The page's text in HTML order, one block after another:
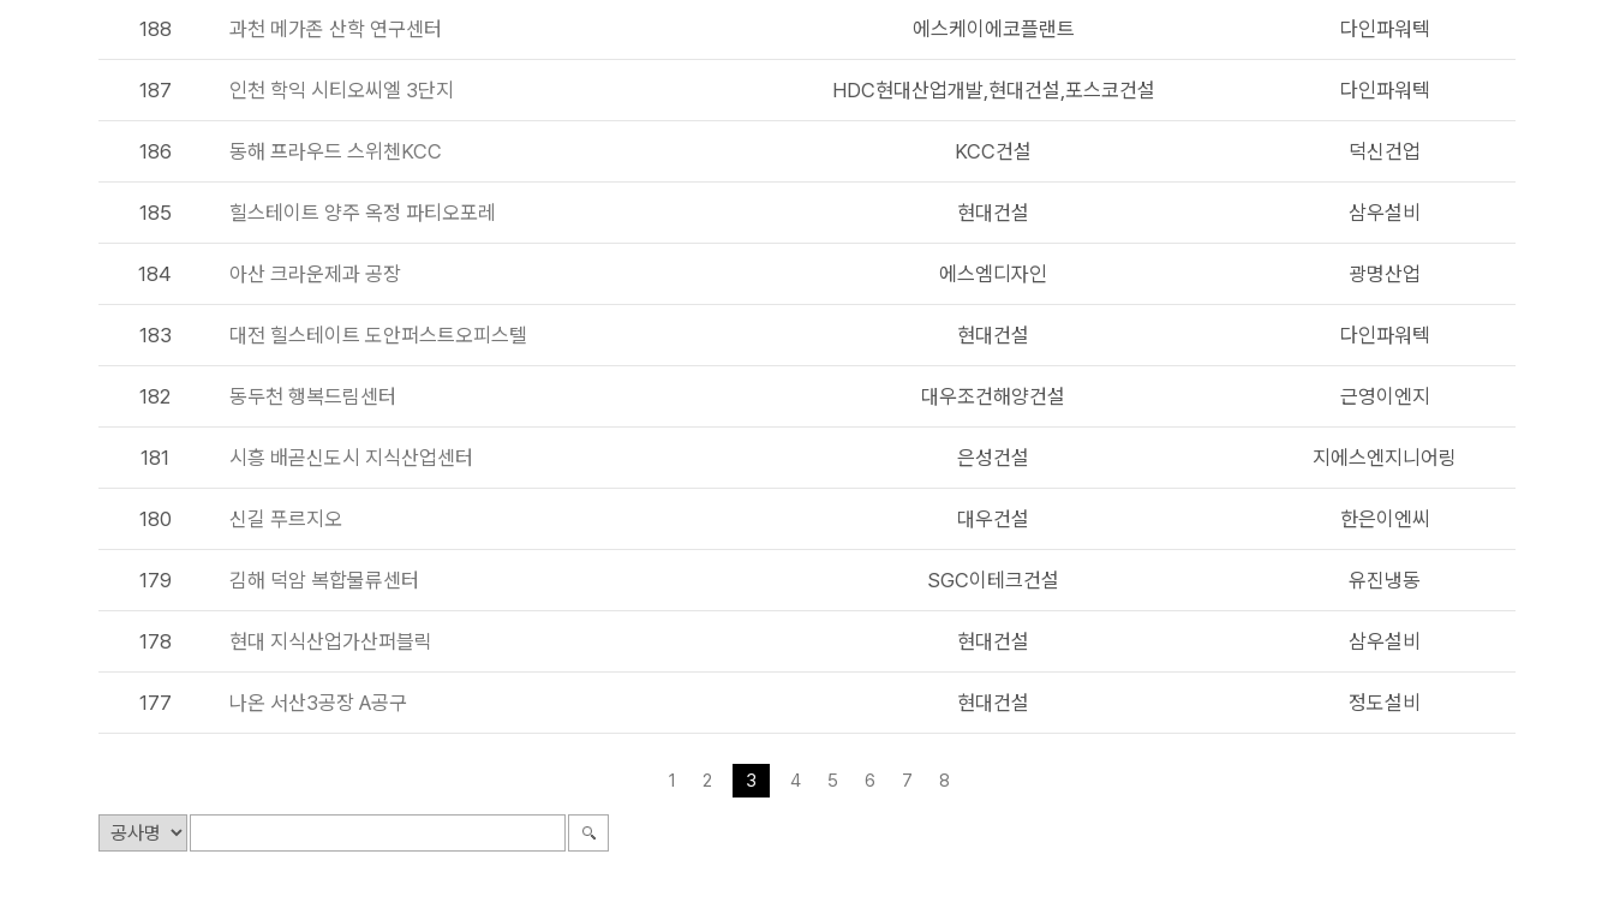
188 과천 메가존 산학 연구센터 에스케이에코플랜트 다인파워텍
187 인천 학익 시티오씨엘 3단지 HDC현대산업개발,현대건설,포스코건설 다인파워텍
186 동해 프라우드 스위첸KCC KCC건설 덕신건업
185 힐스테이트 양주 옥정 파티오포레 현대건설 삼우설비
184 아산 크라운제과 공장 에스엠디자인 광명산업
183 대전 힐스테이트 도안퍼스트오피스텔 현대건설 다인파워텍
182 동두천 행복드림센터 대우조건해양건설 근영이엔지
181 시흥 배곧신도시 지식산업센터 은성건설 지에스엔지니어링
180 신길 푸르지오 대우건설 한은이엔씨
179 김해 덕암 복합물류센터 SGC이테크건설 유진냉동
178 현대 지식산업가산퍼블릭 현대건설 삼우설비
177 나온 서산3공장 A공구 현대건설 정도설비
1 2 3 4 5 6 7 8